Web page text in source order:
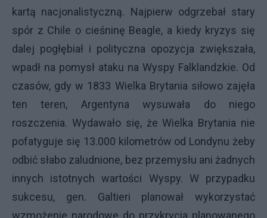
kartą nacjonalistyczną. Najpierw odgrzebał stary
spór z Chile o cieśninę Beagle, a kiedy kryzys się
dalej pogłębiał i polityczna opozycja zwiększała,
wpadł na pomysł ataku na Wyspy Falklandzkie. Od
czasów, gdy w 1833 Wielka Brytania siłowo zajęła
ten teren, Argentyna wysuwała do niego
roszczenia. Wydawało się, że Wielka Brytania nie
pofatyguje się 13.000 kilometrów od Londynu żeby
odbić słabo zaludnione, bez przemysłu ani żadnych
innych istotnych wartości Wyspy. W przypadku
sukcesu, gen. Galtieri planował wykorzystać
wzmożenie narodowe do przykrycia planowanego